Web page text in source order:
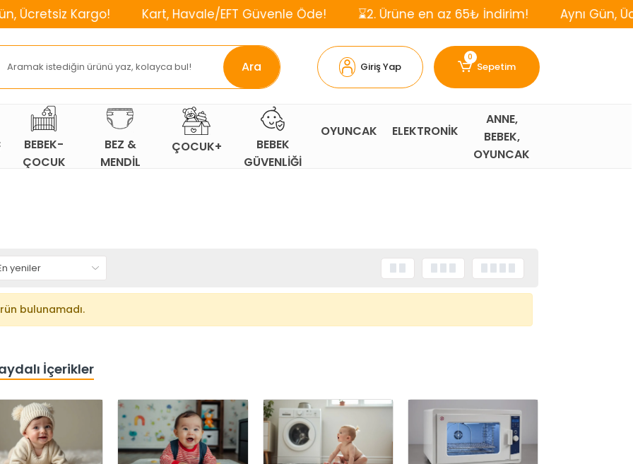
Kargo! Kart, Havale/EFT Güvenle Öde! ⌛2. Ürüne en az 65₺ İndirim! Aynı Gün, Ücretsiz
Ara Giriş Yap
0
Sepetim
BEBEK-
ÇOCUK
BEZ &
MENDİL
ÇOCUK+
BEBEK
GÜVENLİĞİ
OYUNCAK ELEKTRONİK
ANNE,
BEBEK,
OYUNCAK
bulunamadı.
İçerikler